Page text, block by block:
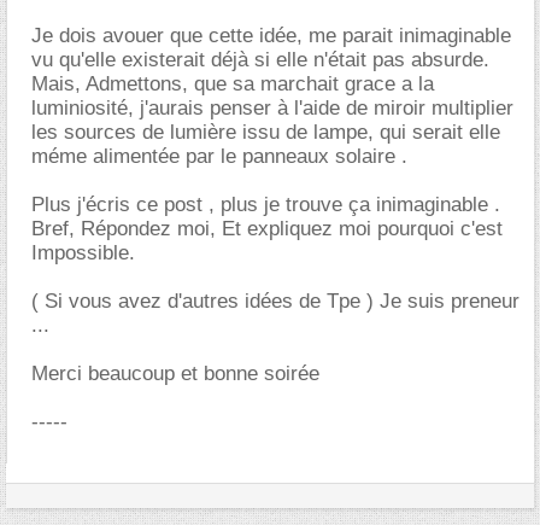
Je dois avouer que cette idée, me parait inimaginable
vu qu'elle existerait déjà si elle n'était pas absurde.
Mais, Admettons, que sa marchait grace a la
luminiosité, j'aurais penser à l'aide de miroir multiplier
les sources de lumière issu de lampe, qui serait elle
méme alimentée par le panneaux solaire .
Plus j'écris ce post , plus je trouve ça inimaginable .
Bref, Répondez moi, Et expliquez moi pourquoi c'est
Impossible.
( Si vous avez d'autres idées de Tpe ) Je suis preneur
...
Merci beaucoup et bonne soirée
-----